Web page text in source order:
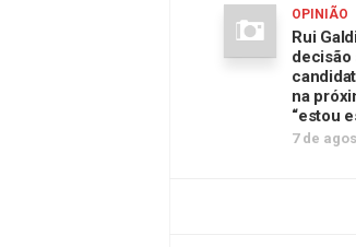
OPINIÃO
Rui
decisão
na
“estou
7 de